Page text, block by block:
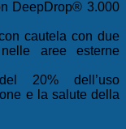
DeepDrop® 3.000
cautela con due
aree esterne
20% dell’uso
e la salute della